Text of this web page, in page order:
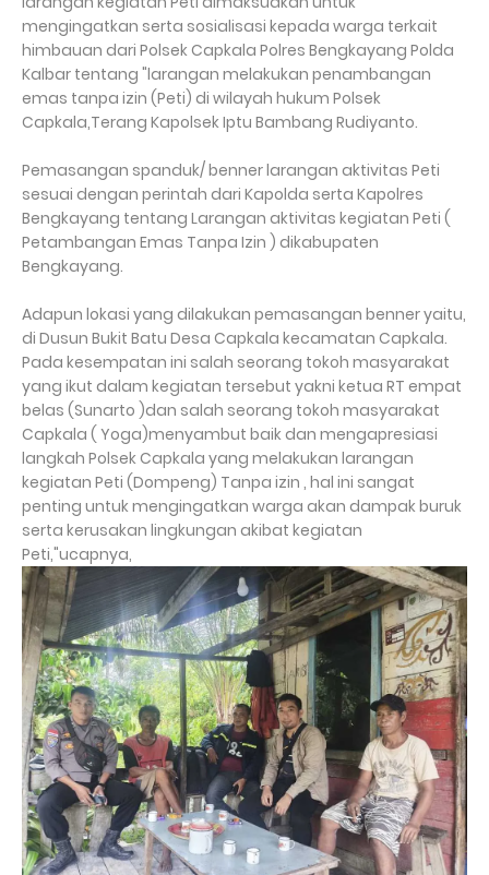
mengingatkan serta sosialisasi kepada warga terkait
himbauan dari Polsek Capkala Polres Bengkayang Polda
Kalbar tentang "larangan melakukan penambangan
emas tanpa izin (Peti) di wilayah hukum Polsek
Capkala,Terang Kapolsek Iptu Bambang Rudiyanto.
Pemasangan spanduk/ benner larangan aktivitas Peti
sesuai dengan perintah dari Kapolda serta Kapolres
Bengkayang tentang Larangan aktivitas kegiatan Peti (
Petambangan Emas Tanpa Izin ) dikabupaten
Bengkayang.
Adapun lokasi yang dilakukan pemasangan benner yaitu,
di Dusun Bukit Batu Desa Capkala kecamatan Capkala.
Pada kesempatan ini salah seorang tokoh masyarakat
yang ikut dalam kegiatan tersebut yakni ketua RT empat
belas (Sunarto )dan salah seorang tokoh masyarakat
Capkala ( Yoga)menyambut baik dan mengapresiasi
langkah Polsek Capkala yang melakukan larangan
kegiatan Peti (Dompeng) Tanpa izin , hal ini sangat
penting untuk mengingatkan warga akan dampak buruk
serta kerusakan lingkungan akibat kegiatan
Peti,"ucapnya,